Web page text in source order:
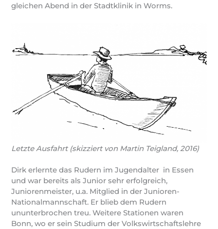
gleichen Abend in der Stadtklinik in Worms.
Letzte Ausfahrt (skizziert von Martin Teigland, 2016)
Dirk erlernte das Rudern im Jugendalter in Essen
und war bereits als Junior sehr erfolgreich,
Juniorenmeister, u.a. Mitglied in der Junioren-
Nationalmannschaft. Er blieb dem Rudern
ununterbrochen treu. Weitere Stationen waren
Bonn, wo er sein Studium der Volkswirtschaftslehre